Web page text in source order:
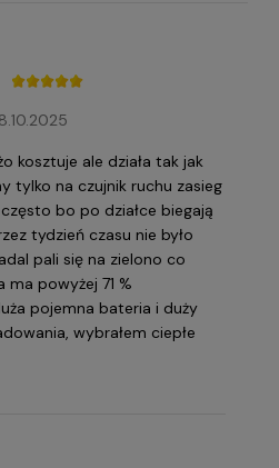
kosztuje ale działa tak jak
tylko na czujnik ruchu zasieg
bo po działce biegają
tydzień czasu nie było
pali się na zielono co
ma powyżej 71 %
pojemna bateria i duży
wybrałem ciepłe